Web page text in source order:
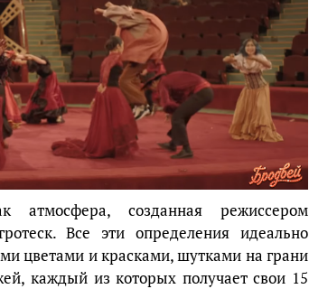
созданная режиссером
Все эти определения идеально
цветами и красками, шутками на грани
каждый из которых получает свои 15